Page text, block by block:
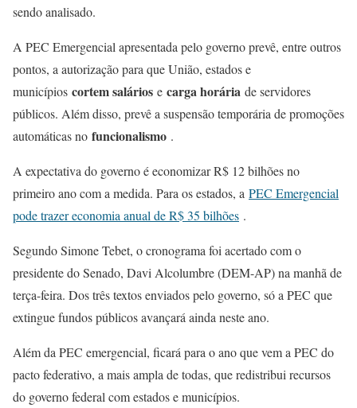
sendo analisado.
A PEC Emergencial apresentada pelo governo prevê, entre outros
pontos, a autorização para que União, estados e
municípios cortem salários e carga horária de servidores
públicos. Além disso, prevê a suspensão temporária de promoções
automáticas no funcionalismo .
A expectativa do governo é economizar R$ 12 bilhões no
primeiro ano com a medida. Para os estados, a PEC Emergencial
pode trazer economia anual de R$ 35 bilhões .
Segundo Simone Tebet, o cronograma foi acertado com o
presidente do Senado, Davi Alcolumbre (DEM-AP) na manhã de
terça-feira. Dos três textos enviados pelo governo, só a PEC que
extingue fundos públicos avançará ainda neste ano.
Além da PEC emergencial, ficará para o ano que vem a PEC do
pacto federativo, a mais ampla de todas, que redistribui recursos
do governo federal com estados e municípios.